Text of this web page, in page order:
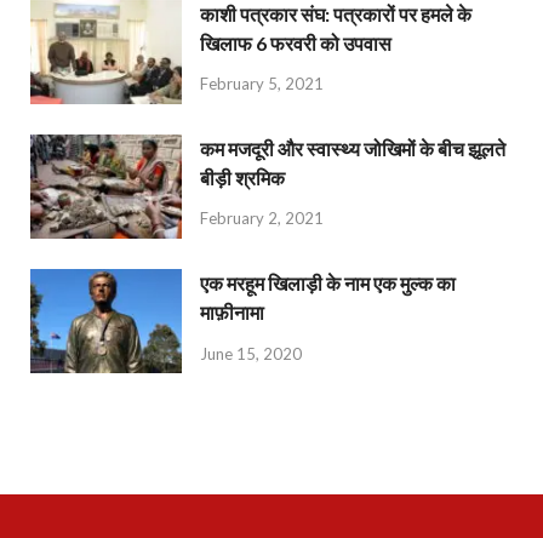
काशी पत्रकार संघ: पत्रकारों पर हमले के
खिलाफ 6 फरवरी को उपवास
February 5, 2021
कम मजदूरी और स्वास्थ्य जोखिमों के बीच झूलते
बीड़ी श्रमिक
February 2, 2021
एक मरहूम खिलाड़ी के नाम एक मुल्क का
माफ़ीनामा
June 15, 2020